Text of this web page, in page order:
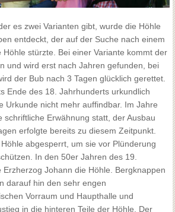
es zwei Varianten gibt, wurde die Höhle
entdeckt, der auf der Suche nach einem
stürzte. Bei einer Variante kommt der
und wird erst nach Jahren gefunden, bei
der Bub nach 3 Tagen glücklich gerettet.
Ende des 18. Jahrhunderts urkundlich
Urkunde nicht mehr auffindbar. Im Jahre
schriftliche Erwähnung statt, der Ausbau
erfolgte bereits zu diesem Zeitpunkt.
abgesperrt, um sie vor Plünderung
In den 50er Jahren des 19.
Johann die Höhle. Bergknappen
darauf hin den sehr engen
Vorraum und Haupthalle und
in die hinteren Teile der Höhle. Der